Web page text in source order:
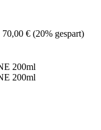
70,00 € (20% gespart)